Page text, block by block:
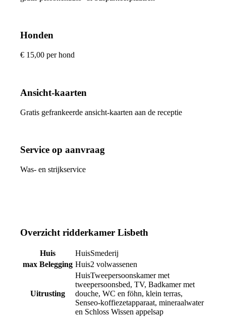
Honden
€ 15,00 per hond
Ansicht-kaarten
Gratis gefrankeerde ansicht-kaarten aan de receptie
Service op aanvraag
Was- en strijkservice
Overzicht ridderkamer Lisbeth
Huis
Smederij
max Belegging
2 volwassenen
Uitrusting
Tweepersoonskamer met
tweepersoonsbed, TV, Badkamer met
douche, WC en föhn, klein terras,
Senseo-koffiezetapparaat, mineraalwater
en Schloss Wissen appelsap